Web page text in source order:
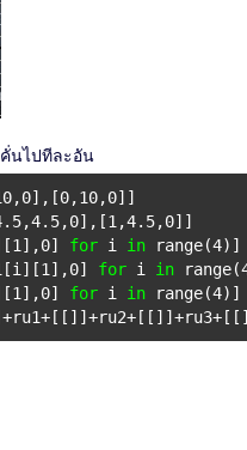
นไปทีละอัน
for i in range(4)]
for i in
for i in range(4)]